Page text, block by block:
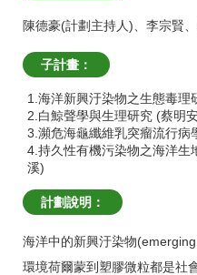
陳德豪(計劃主持人) 李宗賢
子計畫：
1.海洋新興汙染物之生態毒理
2.白鯨聲學與生理研究 (蔡明
3.瀕危海龜纖維乳突瘤流行病
4.持久性有機污染物之海洋生
溪)
計劃說明：
海洋中的新興汙染物
環境荷爾蒙到塑膠微粒都是社